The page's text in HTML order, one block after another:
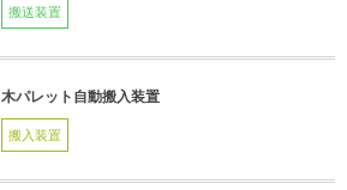
搬送装置
木パレット自動搬入装置
搬入装置